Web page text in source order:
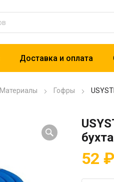
Доставка и оплата
Материалы Гофры
52 ₽